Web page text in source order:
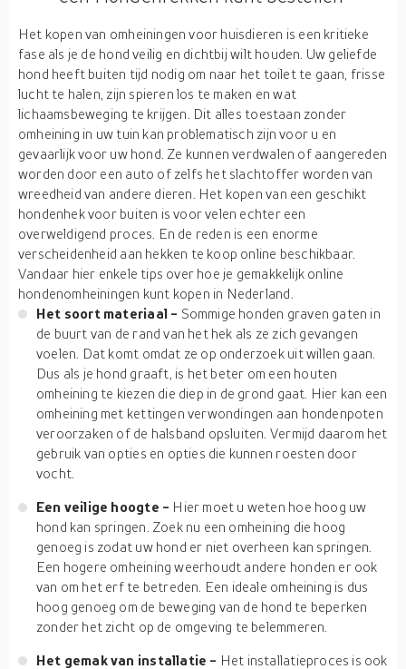
Het kopen van omheiningen voor huisdieren is een kritieke
fase als je de hond veilig en dichtbij wilt houden. Uw geliefde
hond heeft buiten tijd nodig om naar het toilet te gaan, frisse
lucht te halen, zijn spieren los te maken en wat
lichaamsbeweging te krijgen. Dit alles toestaan zonder
omheining in uw tuin kan problematisch zijn voor u en
gevaarlijk voor uw hond. Ze kunnen verdwalen of aangereden
worden door een auto of zelfs het slachtoffer worden van
wreedheid van andere dieren. Het kopen van een geschikt
hondenhek voor buiten is voor velen echter een
overweldigend proces. En de reden is een enorme
verscheidenheid aan hekken te koop online beschikbaar.
Vandaar hier enkele tips over hoe je gemakkelijk online
hondenomheiningen kunt kopen in Nederland.
Het soort materiaal - Sommige honden graven gaten in
de buurt van de rand van het hek als ze zich gevangen
voelen. Dat komt omdat ze op onderzoek uit willen gaan.
Dus als je hond graaft, is het beter om een houten
omheining te kiezen die diep in de grond gaat. Hier kan een
omheining met kettingen verwondingen aan hondenpoten
veroorzaken of de halsband opsluiten. Vermijd daarom het
gebruik van opties en opties die kunnen roesten door
vocht.
Een veilige hoogte - Hier moet u weten hoe hoog uw
hond kan springen. Zoek nu een omheining die hoog
genoeg is zodat uw hond er niet overheen kan springen.
Een hogere omheining weerhoudt andere honden er ook
van om het erf te betreden. Een ideale omheining is dus
hoog genoeg om de beweging van de hond te beperken
zonder het zicht op de omgeving te belemmeren.
Het gemak van installatie - Het installatieproces is ook